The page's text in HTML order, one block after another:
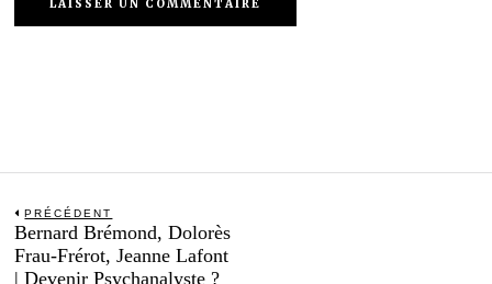
Navigation
de
l’article
PRÉCÉDENT
Previous
post:
Bernard Brémond, Dolorès
Frau-Frérot, Jeanne Lafont
| Devenir Psychanalyste ?